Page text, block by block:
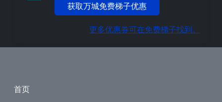
获取万城免费梯子优惠
更多优惠券可在免费梯子找到。
Footer
首页